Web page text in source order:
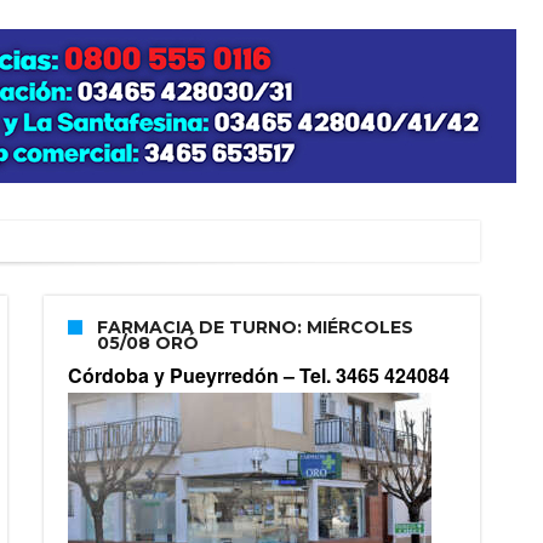
FARMACIA DE TURNO: MIÉRCOLES
05/08 ORÓ
Córdoba y Pueyrredón –Tel. 3465 424084